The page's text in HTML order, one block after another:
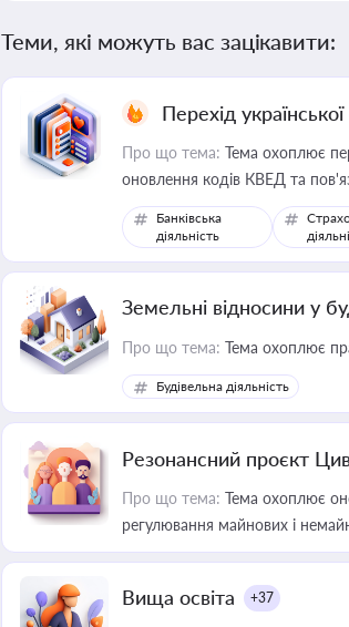
Теми, які можуть вас зацікавити:
Перехід
Про що тема: Тема охоплює
оновлення кодів КВЕД та
Банківська
діяльність
Земельні відносини у
Про що тема: Тема охоплює
Будівельна діяльність
Резонансний проєкт
Про що тема: Тема охоплює
регулювання майнових і
Вища освіта +37